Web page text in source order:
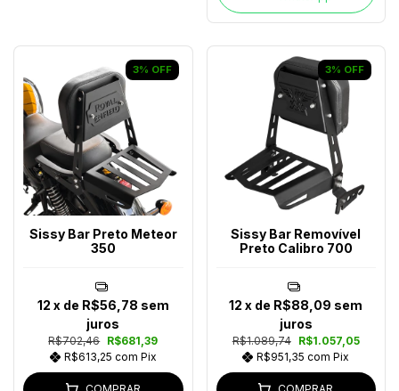
3% OFF
Sissy Bar Preto Meteor
350
R$702,46 R$681,39
R$613,25 com Pix
12 x de R$56,78 sem
juros
3% OFF
Sissy Bar Removível
Preto Calibro 700
R$1.089,74
R$1.057,05
R$951,35com Pix
12 x de R$88,09 sem
juros